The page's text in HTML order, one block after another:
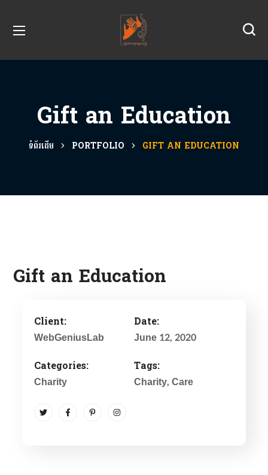
Gift an Education
ទំព័រដើម PORTFOLIO GIFT AN EDUCATION
Gift an Education
Client:
WebGeniusLab
Date:
June 12, 2020
Categories:
Charity
Tags:
Charity, Care